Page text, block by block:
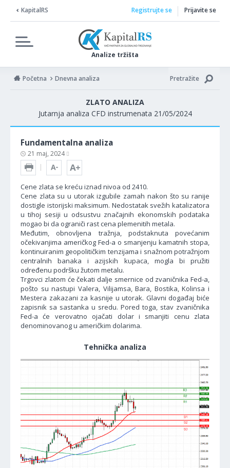
KapitalRS
Analize tržišta
Registrujte se Prijavite se
Početna Dnevna analiza Pretražite
ZLATO ANALIZA
Jutarnja analiza CFD instrumenata 21/05/2024
Fundamentalna analiza
21 maj, 2024
Cene zlata se kreću iznad nivoa od 2410.
Cene zlata su u utorak izgubile zamah nakon što su ranije
dostigle istorijski maksimum. Nedostatak svežih katalizatora
u tihoj sesiji u odsustvu značajnih ekonomskih podataka
mogao bi da ograniči rast cena plemenitih metala.
Međutim, obnovljena tražnja, podstaknuta povećanim
očekivanjima američkog Fed-a o smanjenju kamatnih stopa,
kontinuiranim geopolitičkim tenzijama i snažnom potražnjom
centralnih banaka i azijskih kupaca, mogla bi pružiti
određenu podršku žutom metalu.
Trgovci zlatom će čekati dalje smernice od zvaničnika Fed-a,
pošto su nastupi Valera, Vilijamsa, Bara, Bostika, Kolinsa i
Mestera zakazani za kasnije u utorak. Glavni događaj biće
zapisnik sa sastanka u sredu. Pored toga, stav zvaničnika
Fed-a će verovatno ojačati dolar i smanjiti cenu zlata
denominovanog u američkim dolarima.
Tehnička analiza